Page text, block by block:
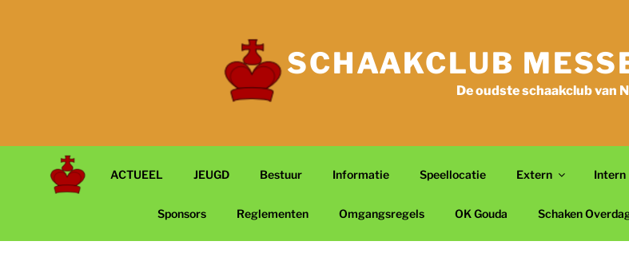
SCHAAKCLUB
De oudste schaakclub van
ACTUEEL JEUGD Bestuur Informatie Speellocatie Extern Intern
Sponsors Reglementen Omgangsregels OK Gouda Schaken